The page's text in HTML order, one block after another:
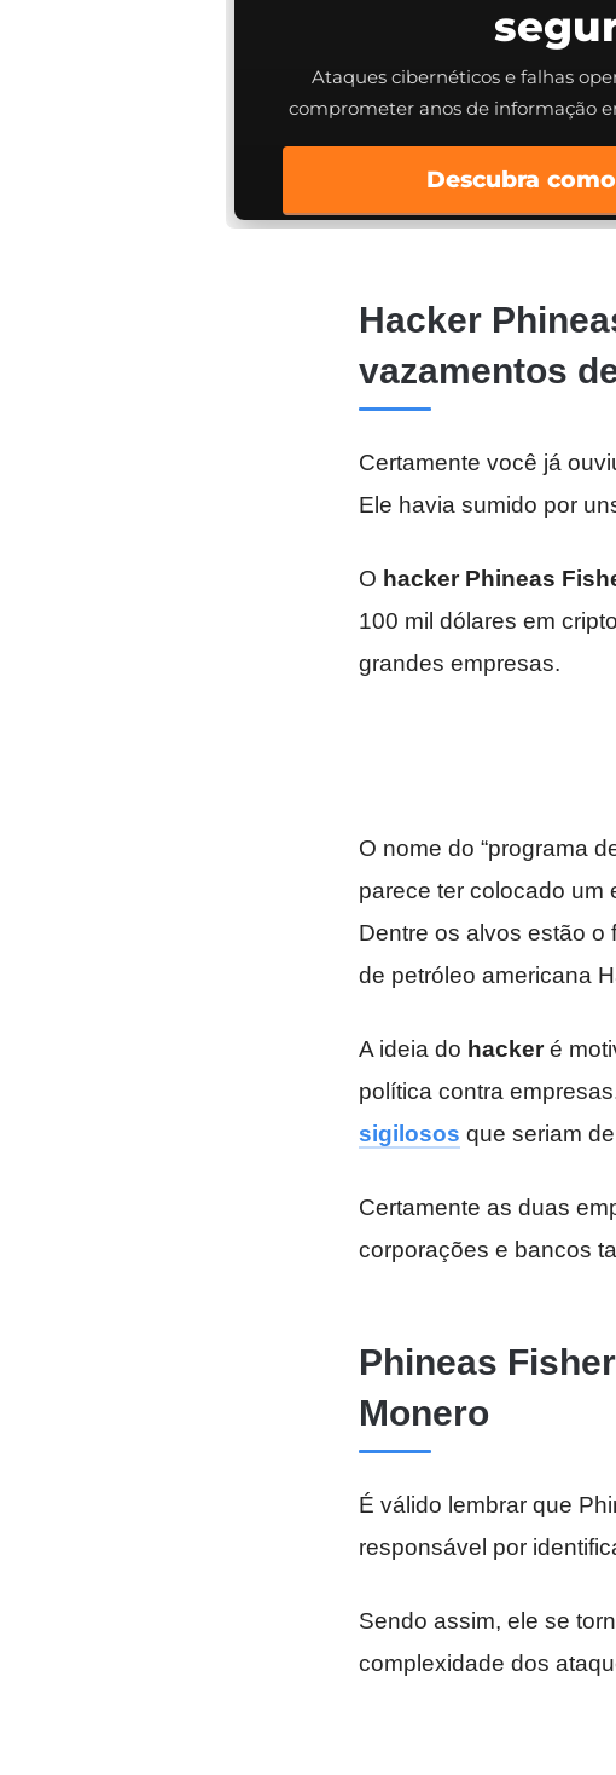
Ataques cibernéticos e falhas
comprometer anos de informação
Descubra
Hacker
vazamentos
Certamente você já
Ele havia sumido por
O hacker Phineas
100 mil dólares em
grandes empresas.
O nome do “programa
parece ter colocado um
Dentre os alvos estão o
de petróleo americana
A ideia do hackeré
política contra
sigilosos que seriam
Certamente as duas
corporações e bancos
Phineas
Monero
É válido lembrar que
responsável por
Sendo assim, ele se
complexidade dos